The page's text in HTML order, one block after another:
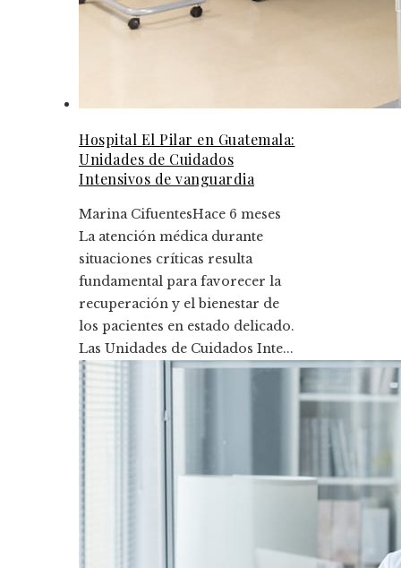
Hospital El Pilar en Guatemala:
Unidades de Cuidados
Intensivos de vanguardia
Marina CifuentesHace 6 meses
La atención médica durante
situaciones críticas resulta
fundamental para favorecer la
recuperación y el bienestar de
los pacientes en estado delicado.
Las Unidades de Cuidados Inte...